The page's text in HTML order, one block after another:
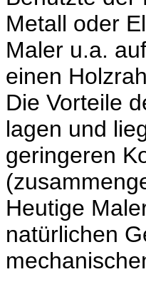
Metall oder
Maler u.a.
einen
Die Vorteile
lagen und
geringeren
Heutige
natürlichen